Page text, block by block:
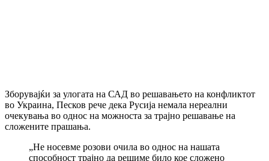
Зборувајќи за улогата на САД во решавањето на конфликтот
во Украина, Песков рече дека Русија немала нереални
очекувања во однос на можноста за трајно решавање на
сложените прашања.
„Не носевме розови очила во однос на нашата
способност трајно да решиме било кое сложено